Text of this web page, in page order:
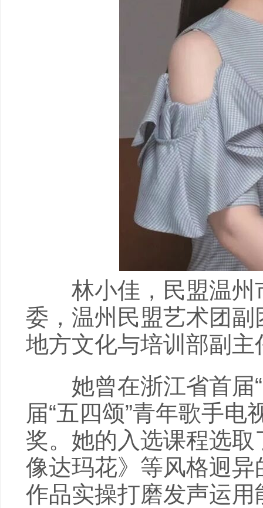
林小佳，民盟温州
委，温州民盟艺术团
地方文化与培训部副主
她曾在浙江省首届“
届“五四颂”青年歌手
奖。她的入选课程选
像达玛花》等风格迥
作品实操打磨发声运